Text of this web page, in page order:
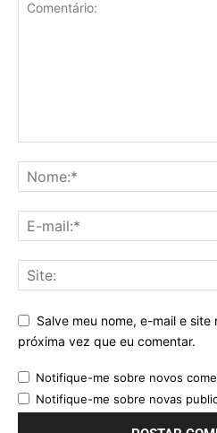
Salve meu nome, e-mail e
próxima vez que eu comentar.
Notifique-me sobre novos
Notifique-me sobre novas